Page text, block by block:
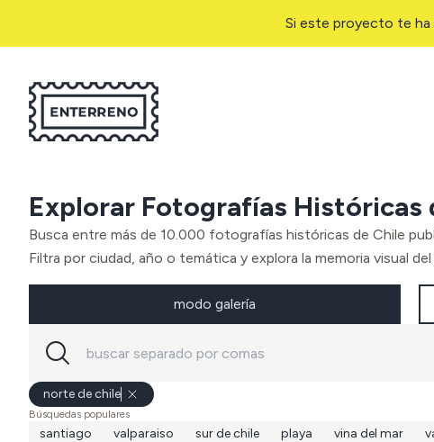
Si este proyecto te ha
Explorar Fotografías Históricas
Busca entre más de 10.000 fotografías históricas de Chile
Filtra por ciudad, año o temática y explora la memoria visual del
modo galería
norte de chile
Búsquedas populares
santiago valparaiso sur de chile playa vina del mar